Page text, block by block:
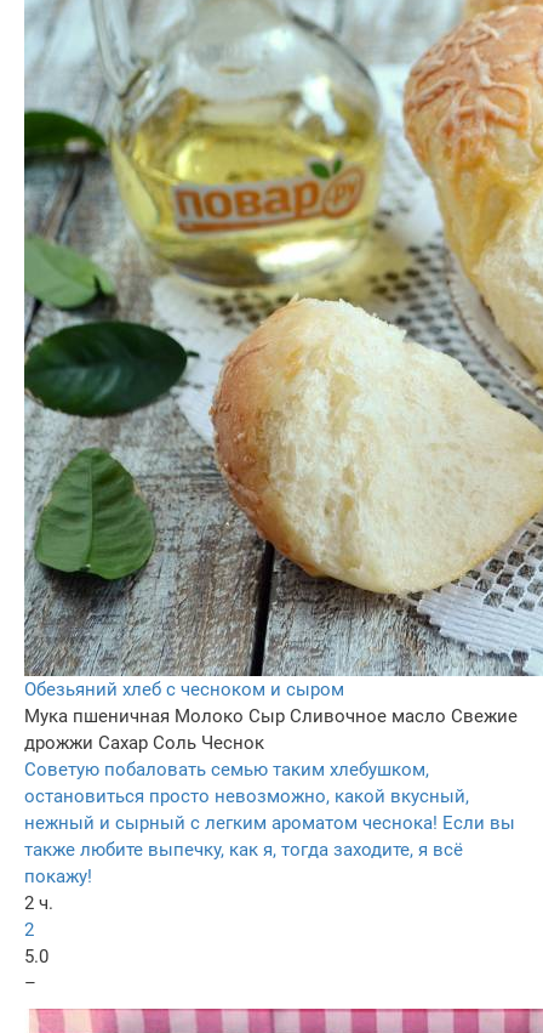
Обезьяний хлеб с чесноком и сыром
Мука пшеничная Молоко Сыр Сливочное масло Свежие
дрожжи Сахар Соль Чеснок
Советую побаловать семью таким хлебушком,
остановиться просто невозможно, какой вкусный,
нежный и сырный с легким ароматом чеснока! Если вы
также любите выпечку, как я, тогда заходите, я всё
покажу!
2 ч.
2
5.0
–